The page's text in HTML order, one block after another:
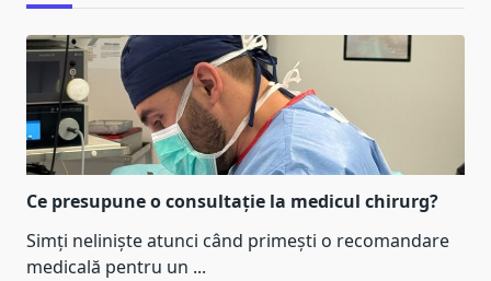
Ce presupune o consultație la medicul chirurg?
Simți neliniște atunci când primești o recomandare
medicală pentru un ...